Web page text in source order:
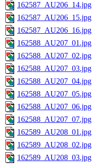
162587_AU206_14.jpg
162587_AU206_15.jpg
162587_AU206_16.jpg
162588_AU207_01.jpg
162588_AU207_02.jpg
162588_AU207_03.jpg
162588_AU207_04.jpg
162588_AU207_05.jpg
162588_AU207_06.jpg
162588_AU207_07.jpg
162589_AU208_01.jpg
162589_AU208_02.jpg
162589_AU208_03.jpg